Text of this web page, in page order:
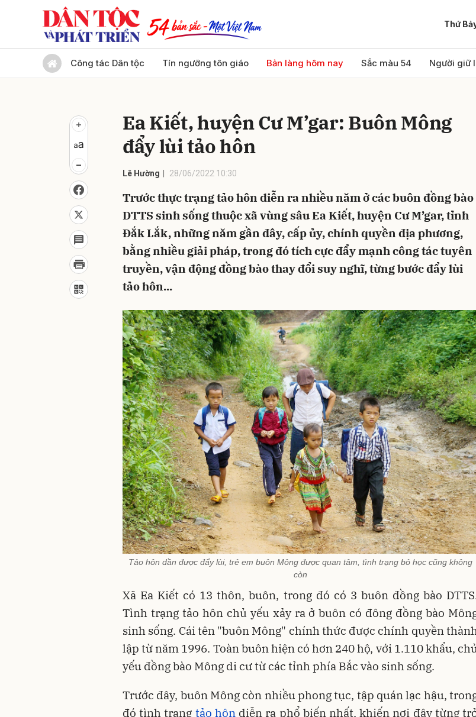
Thứ
Công tác Dân tộc Tín ngưỡng tôn giáo Bản làng hôm nay Sắc màu 54 Người giữ
Ea Kiết, huyện Cư M’gar: Buôn Mông
đẩy lùi tảo hôn
Lê Hường 28/06/2022 10:30
Trước thực trạng tảo hôn diễn ra nhiều năm ở các buôn đồng bào
DTTS sinh sống thuộc xã vùng sâu Ea Kiết, huyện Cư M’gar, tỉnh
Đắk Lắk, những năm gần đây, cấp ủy, chính quyền địa phương,
bằng nhiều giải pháp, trong đó tích cực đẩy mạnh công tác tuyên
truyền, vận động đồng bào thay đổi suy nghĩ, từng bước đẩy lùi
tảo hôn...
Tảo hôn dần được đẩy lùi, trẻ em buôn Mông được quan tâm, tình trạng bỏ học cũng không
còn
Xã Ea Kiết có 13 thôn, buôn, trong đó có 3 buôn đồng bào
Tình trạng tảo hôn chủ yếu xảy ra ở buôn có đông đồng bào
sinh sống. Cái tên "buôn Mông" chính thức được chính quyền
lập từ năm 1996. Toàn buôn hiện có hơn 240 hộ, với 1.110 khẩu,
yếu đồng bào Mông di cư từ các tỉnh phía Bắc vào sinh sống.
Trước đây, buôn Mông còn nhiều phong tục, tập quán lạc hậu,
đó tình trạng tảo hôndiễn ra phổ biến nhất, khiến nơi đây từng
Gửi bình luận